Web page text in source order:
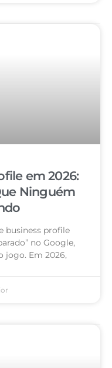
em 2026:
Ninguém
business profile
no Google,
jogo. Em 2026,